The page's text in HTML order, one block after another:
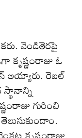
వెండితెర‌పై
ఓ
అయ్యారు. రెబ‌ల్
స్థానాన్ని
గురించి